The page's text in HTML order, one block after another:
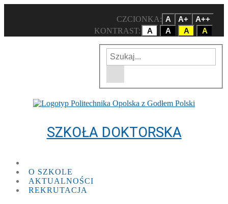
CZCIONKA: A A+
A++
KONTRAST:
A A A A
SZKOŁA DOKTORSKA
Wyszukiwarka w witrynie
Wpisz szukaną frazę
O SZKOLE
AKTUALNOŚCI
REKRUTACJA